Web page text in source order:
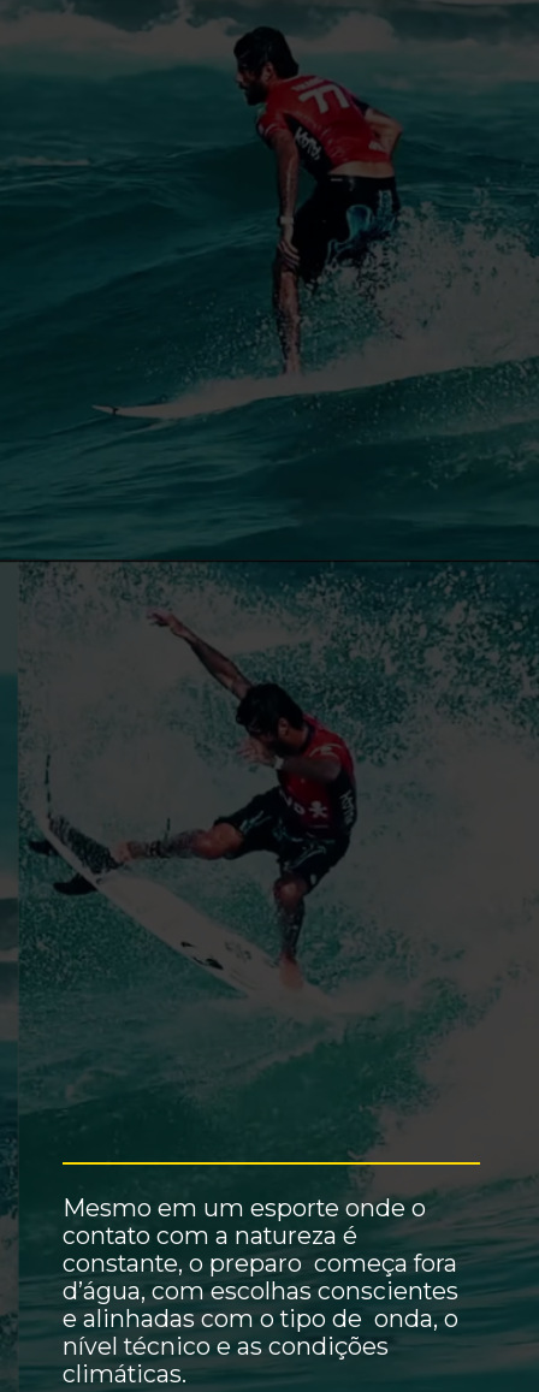
Mesmo em um esporte onde o
contato com a natureza é
constante, o preparo começa fora
d’água, com escolhas conscientes
e alinhadas com o tipo de onda, o
nível técnico e as condições
climáticas.